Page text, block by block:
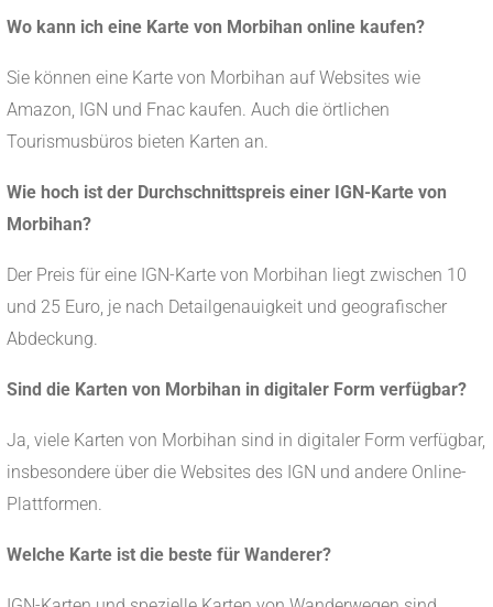
Wo kann ich eine Karte von Morbihan online kaufen?
Sie können eine Karte von Morbihan auf Websites wie
Amazon, IGN und Fnac kaufen. Auch die örtlichen
Tourismusbüros bieten Karten an.
Wie hoch ist der Durchschnittspreis einer IGN-Karte von
Morbihan?
Der Preis für eine IGN-Karte von Morbihan liegt zwischen 10
und 25 Euro, je nach Detailgenauigkeit und geografischer
Abdeckung.
Sind die Karten von Morbihan in digitaler Form verfügbar?
Ja, viele Karten von Morbihan sind in digitaler Form verfügbar,
insbesondere über die Websites des IGN und andere Online-
Plattformen.
Welche Karte ist die beste für Wanderer?